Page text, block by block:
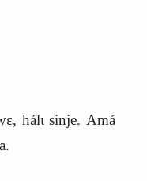
hálɩ sinje. Amá